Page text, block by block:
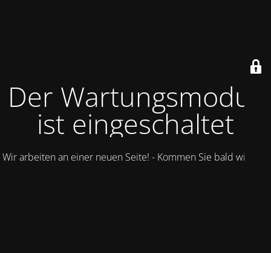
Der Wartungsmodus
ist eingeschaltet
Wir arbeiten an einer neuen Seite! - Kommen Sie bald wieder.